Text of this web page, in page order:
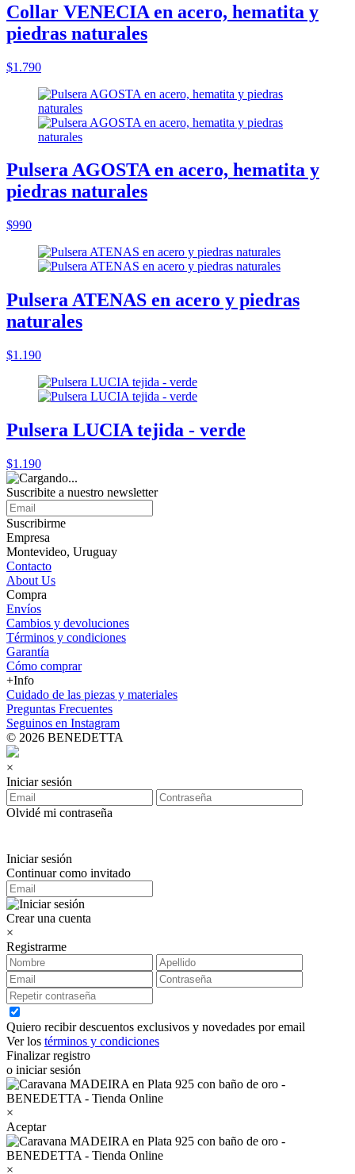
Collar VENECIA en acero, hematita y
piedras naturales
$1.790
Pulsera AGOSTA en acero, hematita y
piedras naturales
$990
Pulsera ATENAS en acero y piedras
naturales
$1.190
Pulsera LUCIA tejida - verde
$1.190
Suscribite a nuestro newsletter
Suscribirme
Empresa
Montevideo, Uruguay
Contacto
About Us
Compra
Envíos
Cambios y devoluciones
Términos y condiciones
Garantía
Cómo comprar
+Info
Cuidado de las piezas y materiales
Preguntas Frecuentes
Seguinos en Instagram
© 2026 BENEDETTA
×
Iniciar sesión
Olvidé mi contraseña
Iniciar sesión
Continuar como invitado
Crear una cuenta
×
Registrarme
Quiero recibir descuentos exclusivos y novedades por email
Ver los términos y condiciones
Finalizar registro
o iniciar sesión
×
Aceptar
×